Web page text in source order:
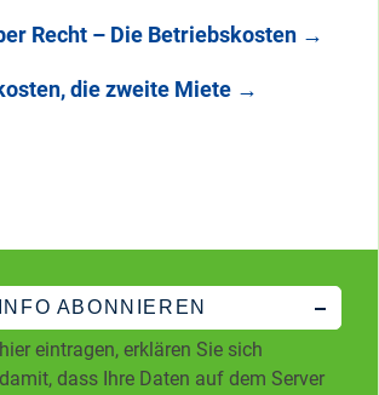
Recht – Die Betriebskosten →
die zweite Miete →
ABONNIEREN
eintragen, erklären Sie sich
dass Ihre Daten auf dem Server